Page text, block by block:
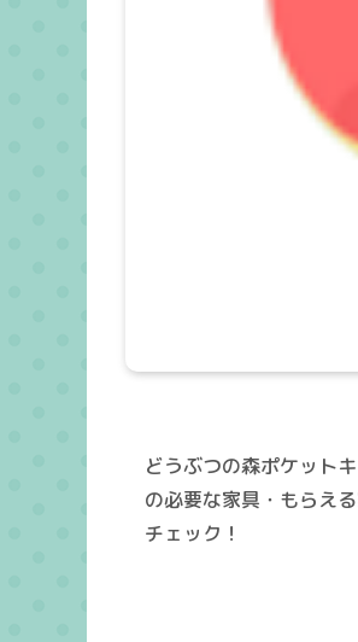
どうぶつの森ポケット
の必要な家具・もらえ
チェック！